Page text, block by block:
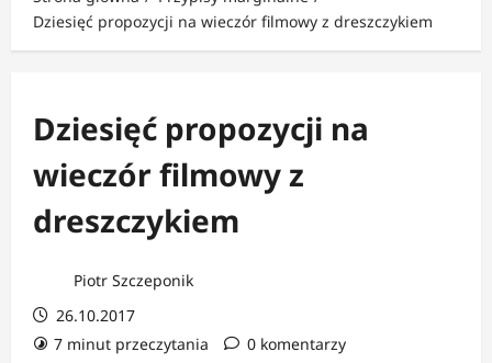
Dziesięć propozycji na wieczór filmowy z dreszczykiem
Dziesięć propozycji na
wieczór filmowy z
dreszczykiem
Piotr Szczeponik
26.10.2017
7 minut przeczytania
0 komentarzy